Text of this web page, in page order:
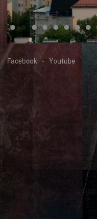
Facebook Youtube